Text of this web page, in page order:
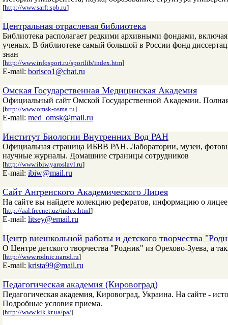
[http://www.sarft.spb.ru]
Центральная отраслевая библиотека
Библиотека располагает редкими архивными фондами,
ученых. В библиотеке самый большой в России фонд
знан
[http://www.infosport.ru/sportlib/index.htm]
E-mail: borisco1@chat.ru
Омская Государственная Медицинская Академия
Официальный сайт Омской Государственной Академии.
[http://www.omsk-osma.ru]
E-mail: med_omsk@mail.ru
Институт Биологии Внутренних Вод РАН
Официальная страница ИБВВ РАН. Лаборатории, музеи,
научные журналы. Домашние страницы сотрудников
[http://www.ibiw.yaroslavl.ru]
E-mail: ibiw@mail.ru
Сайт Ангренского Академического Лицея
На сайте вы найдете колекцию рефератов, информацию о
[http://aal.freenet.uz/index.html]
E-mail: litsey@email.ru
Центр внешкольной работы и детского творчества
О Центре детского творчества "Родник" из Орехово-Зуева, а
[http://www.rodnic.narod.ru]
E-mail: krista99@mail.ru
Педагогическая академия (Кировоград)
Педагогическая академия, Кировоград, Украина. На сайте -
Подробные условия приема.
[http://www.kik.kr.ua/pa/]